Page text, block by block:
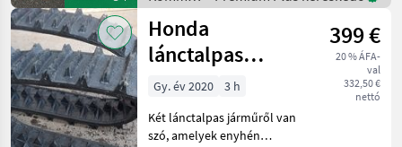
kivetőnyílás-á
gépek /
Honda
Honda
lánctalpas
hajtómű az HSM
1380IAETD-hez
42755-V15-013
399 €
20 % ÁFA-
val
332,50 €
nettó
Gy. év 2020
3 h
Két lánctalpas járműről van
szó, amelyek enyhén